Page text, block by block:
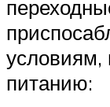
условиям,
питанию: